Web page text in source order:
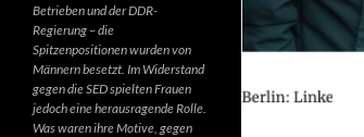
Betrieben und der DDR-
Regierung – die
Spitzenpositionen wurden von
Männern besetzt. Im Widerstand
gegen die SED spielten Frauen
jedoch eine herausragende Rolle.
Was waren ihre Motive, gegen